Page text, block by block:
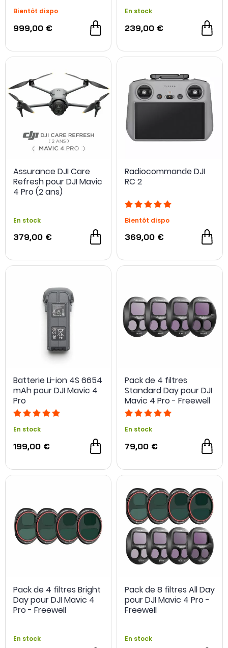
Bientôt dispo
999,00 €
En stock
239,00 €
Assurance DJI Care
Refresh pour DJI Mavic
4 Pro (2 ans)
En stock
379,00 €
Radiocommande DJI
RC 2
Bientôt dispo
369,00 €
Batterie Li-ion 4S 6654
mAh pour DJI Mavic 4
Pro
En stock
199,00 €
Pack de 4 filtres
Standard Day pour DJI
Mavic 4 Pro - Freewell
En stock
79,00 €
Pack de 4 filtres Bright
Day pour DJI Mavic 4
Pro - Freewell
En stock
Pack de 8 filtres All Day
pour DJI Mavic 4 Pro -
Freewell
En stock